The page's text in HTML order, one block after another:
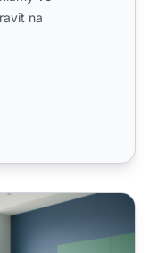
na
Pochopení vašich